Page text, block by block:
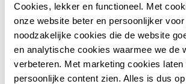
Cookies, lekker en functioneel. Met
onze website beter en persoonlijker
noodzakelijke cookies die de website
en analytische cookies waarmee we de
verbeteren. Met marketing cookies laten
persoonlijke content zien. Alles is dus